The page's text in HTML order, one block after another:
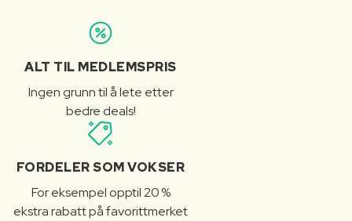
ALT TIL MEDLEMSPRIS
Ingen grunn til å lete etter
bedre deals!
FORDELER SOM VOKSER
For eksempel opptil 20 %
ekstra rabatt på favorittmerket